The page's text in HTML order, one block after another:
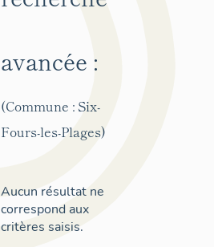
avancée :
(Commune : Six-
Fours-les-Plages)
Aucun résultat ne
correspond aux
critères saisis.